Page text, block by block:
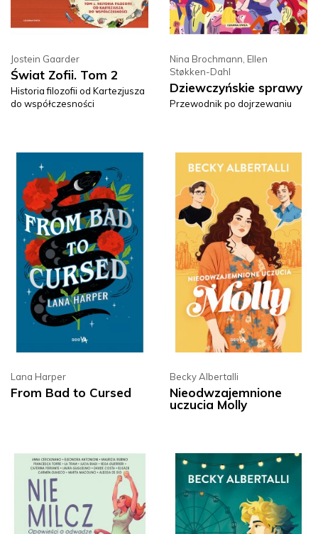
Jostein Gaarder
Świat Zofii. Tom 2
Historia filozofii od Kartezjusza
do współczesności
Nina Brochmann Ellen
Støkken-Dahl
Dziewczyńskie sprawy
Przewodnik po dojrzewaniu
Lana Harper
From Bad to Cursed
Becky Albertalli
Nieodwzajemnione
uczucia Molly